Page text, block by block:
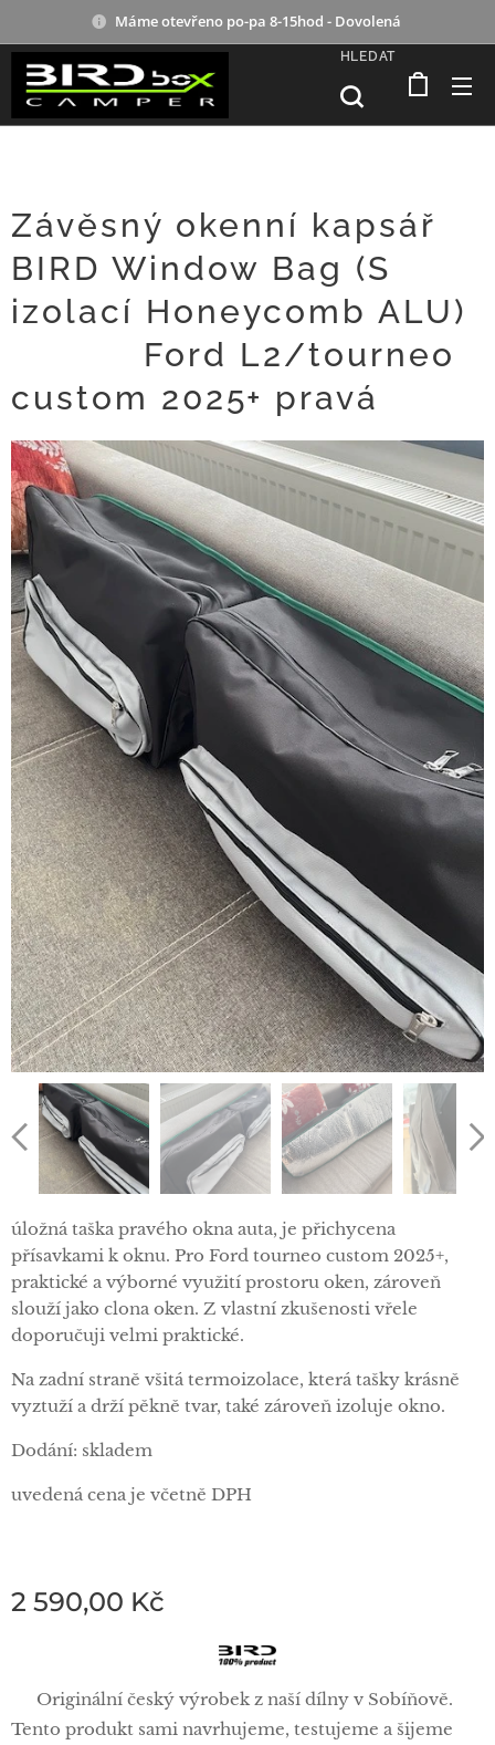
Máme otevřeno po-pa 8-15hod - Dovolená
HLEDAT
Závěsný okenní kapsář
BIRD Window Bag (S
izolací Honeycomb ALU)
🛠️🎒🔒Ford L2/tourneo
custom 2025+ pravá
úložná taška pravého okna auta, je přichycena
přísavkami k oknu. Pro Ford tourneo custom 2025+,
praktické a výborné využití prostoru oken, zároveň
slouží jako clona oken. Z vlastní zkušenosti vřele
doporučuji velmi praktické.
Na zadní straně všitá termoizolace, která tašky krásně
vyztuží a drží pěkně tvar, také zároveň izoluje okno.
Dodání: skladem
uvedená cena je včetně DPH
2 590,00 Kč
🦅 Originální český výrobek z naší dílny v Sobíňově.
Tento produkt sami navrhujeme, testujeme a šijeme